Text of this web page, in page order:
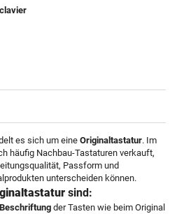
es sich um eine Originaltastatur. Im
häufig Nachbau-Tastaturen verkauft,
Passform und
unterscheiden können.
sind:
der Tasten wie beim Original